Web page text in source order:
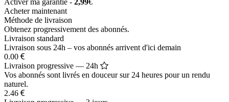
Acheter maintenant
Méthode de livraison
Obtenez progressivement des abonnés.
Livraison standard
Livraison sous 24h – vos abonnés arrivent d'ici demain
0.00
Livraison progressive — 24h
Vos abonnés sont livrés en douceur sur 24 heures pour un rendu
naturel.
2.46